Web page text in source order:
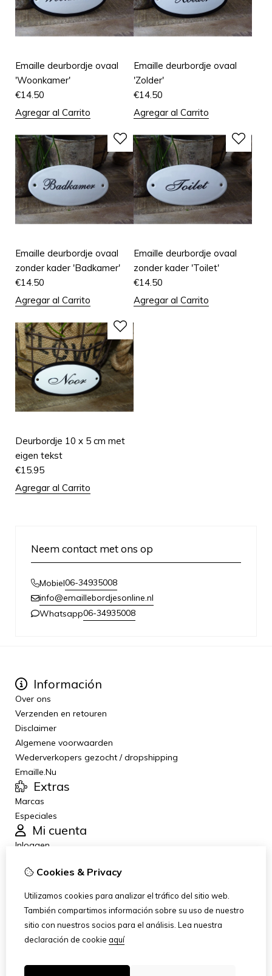
Emaille deurbordje ovaal
'Woonkamer'
€14.50
Agregar al Carrito
Emaille deurbordje ovaal
'Zolder'
€14.50
Agregar al Carrito
Emaille deurbordje ovaal
zonder kader 'Badkamer'
€14.50
Agregar al Carrito
Emaille deurbordje ovaal
zonder kader 'Toilet'
€14.50
Agregar al Carrito
Deurbordje 10 x 5 cm met
eigen tekst
€15.95
Agregar al Carrito
Neem contact met ons op
Mobiel06-34935008
info@emaillebordjesonline.nl
Whatsapp06-34935008
Información
Over ons
Verzenden en retouren
Disclaimer
Algemene voorwaarden
Wederverkopers gezocht / dropshipping
Emaille.Nu
Extras
Marcas
Especiales
Mi cuenta
Inloggen
Lista de deseos
Servicio al Cliente
Cookies & Privacy
Utilizamos cookies para analizar el tráfico del sitio web.
También compartimos información sobre su uso de nuestro
sitio con nuestros socios para el análisis. Lea nuestra
declaración de cookie aquí